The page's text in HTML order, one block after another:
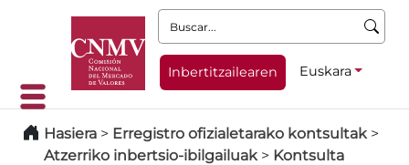
Buscar:
Inbertitzailearen Euskara
Hasiera > Erregistro ofizialetarako kontsultak>
Atzerriko inbertsio-ibilgailuak> Kontsulta